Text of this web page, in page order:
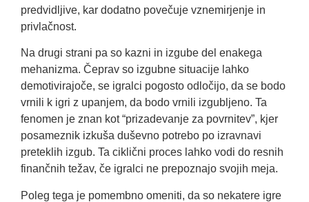
predvidljive, kar dodatno povečuje vznemirjenje in
privlačnost.
Na drugi strani pa so kazni in izgube del enakega
mehanizma. Čeprav so izgubne situacije lahko
demotivirajoče, se igralci pogosto odločijo, da se bodo
vrnili k igri z upanjem, da bodo vrnili izgubljeno. Ta
fenomen je znan kot “prizadevanje za povrnitev”, kjer
posameznik izkuša duševno potrebo po izravnavi
preteklih izgub. Ta ciklični proces lahko vodi do resnih
finančnih težav, če igralci ne prepoznajo svojih meja.
Poleg tega je pomembno omeniti, da so nekatere igre